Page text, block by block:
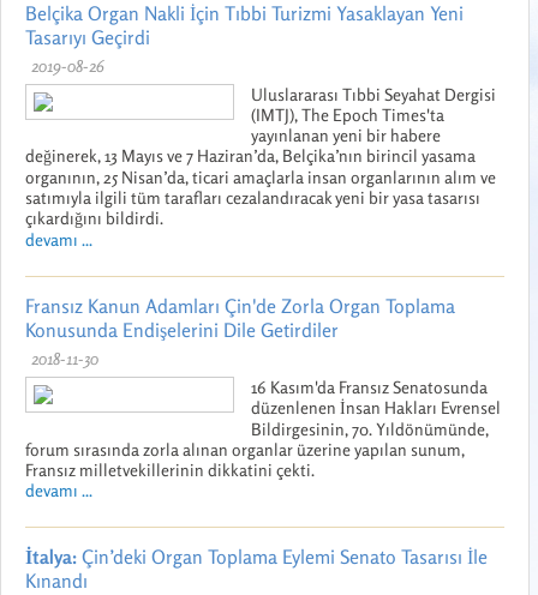
Belçika Organ Nakli İçin Tıbbi Turizmi Yasaklayan Yeni
Tasarıyı Geçirdi
2019-08-26
Uluslararası Tıbbi Seyahat Dergisi
(IMTJ), The Epoch Times'ta
yayınlanan yeni bir habere
değinerek, 13 Mayıs ve 7 Haziran’da, Belçika’nın birincil yasama
organının, 25 Nisan’da, ticari amaçlarla insan organlarının alım ve
satımıyla ilgili tüm tarafları cezalandıracak yeni bir yasa tasarısı
çıkardığını bildirdi.
devamı ...
Fransız Kanun Adamları Çin'de Zorla Organ Toplama
Konusunda Endişelerini Dile Getirdiler
2018-11-30
16 Kasım'da Fransız Senatosunda
düzenlenen İnsan Hakları Evrensel
Bildirgesinin, 70. Yıldönümünde,
forum sırasında zorla alınan organlar üzerine yapılan sunum,
Fransız milletvekillerinin dikkatini çekti.
devamı ...
İtalya: Çin’deki Organ Toplama Eylemi Senato Tasarısı İle
Kınandı